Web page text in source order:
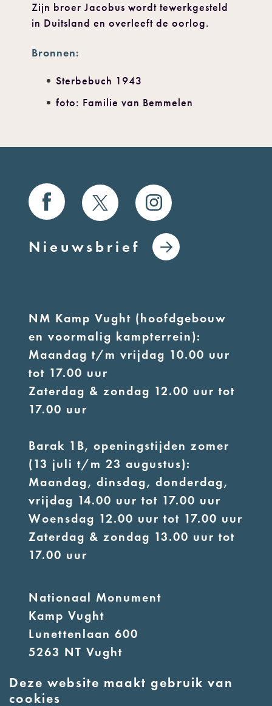
Zijn broer Jacobus wordt tewerkgesteld
in Duitsland en overleeft de oorlog.
Bronnen:
Sterbebuch 1943
foto: Familie van Bemmelen
Deze website maakt gebruik van
cookies
Nieuwsbrief
NM Kamp Vught (hoofdgebouw
en voormalig kampterrein):
Maandag t/m vrijdag 10.00 uur
tot 17.00 uur
Zaterdag & zondag 12.00 uur tot
17.00 uur
Barak 1B, openingstijden zomer
(13 juli t/m 23 augustus):
Maandag, dinsdag, donderdag,
vrijdag 14.00 uur tot 17.00 uur
Woensdag 12.00 uur tot 17.00 uur
Zaterdag & zondag 13.00 uur tot
17.00 uur
Nationaal Monument
Kamp Vught
Lunettenlaan 600
5263 NT Vught
E:info@nmkampvught.nl